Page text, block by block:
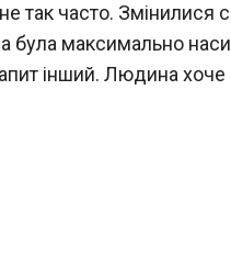
так часто. Змінилися
була максимально
інший. Людина хоче